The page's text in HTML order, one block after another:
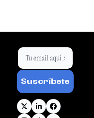
Suscríbete